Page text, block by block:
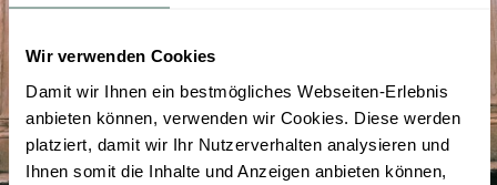
Wir verwenden Cookies
Damit wir Ihnen ein bestmögliches Webseiten-Erlebnis
anbieten können, verwenden wir Cookies. Diese werden
platziert, damit wir Ihr Nutzerverhalten analysieren und
Ihnen somit die Inhalte und Anzeigen anbieten können,